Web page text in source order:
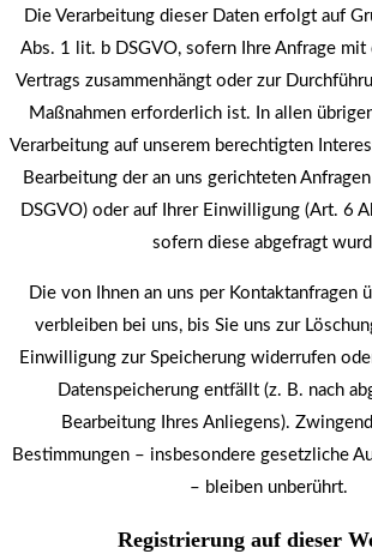
Die Verarbeitung dieser Daten erfolgt auf
Abs. 1 lit. b DSGVO, sofern Ihre Anfrage mit
Vertrags zusammenhängt oder zur
Maßnahmen erforderlich ist. In allen
Verarbeitung auf unserem berechtigten
Bearbeitung der an uns gerichteten
DSGVO) oder auf Ihrer Einwilligung (Art. 6
sofern diese abgefragt
Die von Ihnen an uns per Kontaktanfragen
verbleiben bei uns, bis Sie uns zur
Einwilligung zur Speicherung widerrufen
Datenspeicherung entfällt (z. B. nach
Bearbeitung Ihres Anliegens).
Bestimmungen – insbesondere gesetzliche
– bleiben unberührt.
Registrierung auf dieser